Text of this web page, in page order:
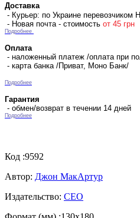
Доставка
- Курьер: по Украине перевозчиком
- Новая почта - стоимость от 45 грн
Подробнее
Оплата
- наложенный платеж /оплата при
- карта банка /Приват, Моно Банк/
Подробнее
Гарантия
- обмен/возврат в течении 14 дней
Подробнее
Код :9592
Автор: Джон МакАртур
Издательство: СЕО